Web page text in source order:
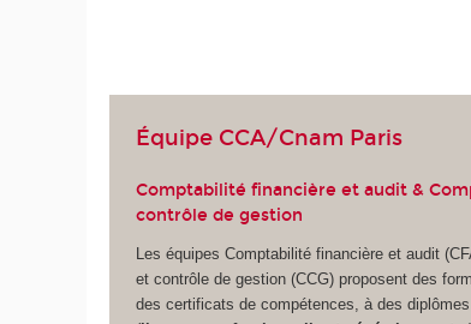
Équipe CCA/Cnam Paris
Comptabilité financière et audit &
contrôle de gestion
Les équipes Comptabilité financière et audit
et contrôle de gestion (CCG) proposent des
des certificats de compétences, à des